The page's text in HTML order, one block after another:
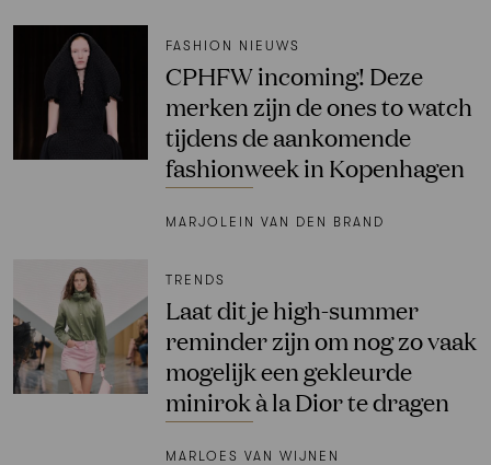
FASHION NIEUWS
CPHFW incoming! Deze
merken zijn de ones to watch
tijdens de aankomende
fashionweek in Kopenhagen
MARJOLEIN VAN DEN BRAND
TRENDS
Laat dit je high-summer
reminder zijn om nog zo vaak
mogelijk een gekleurde
minirok à la Dior te dragen
MARLOES VAN WIJNEN